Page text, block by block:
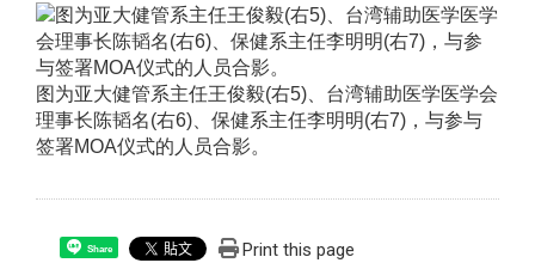
图为亚大健管系主任王俊毅(右5)、台湾辅助医学医学会
理事长陈韬名(右6)、保健系主任李明明(右7)，与参与
签署MOA仪式的人员合影。
Share Print this page